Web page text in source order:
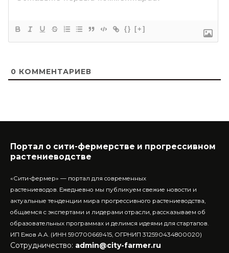
{} [+]
0 КОММЕНТАРИЕВ
Портал о сити-фермерстве и прогрессивном
растениеводстве
«Сити-фермер» — портал для современных
растениеводов. Ежедневно мы публикуем свежие новости и
актуальные тенденции мира прогрессивного растениеводства,
общаемся с экспертами и лидерами отрасли, рассказываем об
образовательных программах и делимся идеями для стартапов.
ИП Ежов А.А. (ИНН 590700669415, ОГРНИП 312590434800020)
Сотрудничество: admin@city-farmer.ru